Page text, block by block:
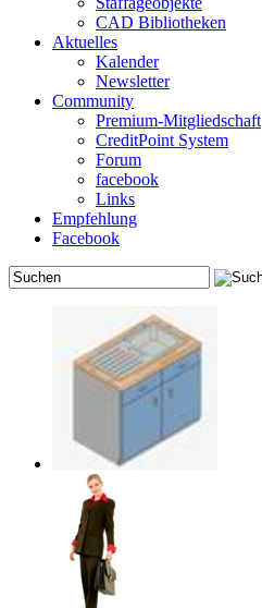
CAD Bibliotheken
Aktuelles
Kalender
Newsletter
Community
Premium-Mitgliedschaft
CreditPoint System
Forum
facebook
Links
Empfehlung
Facebook